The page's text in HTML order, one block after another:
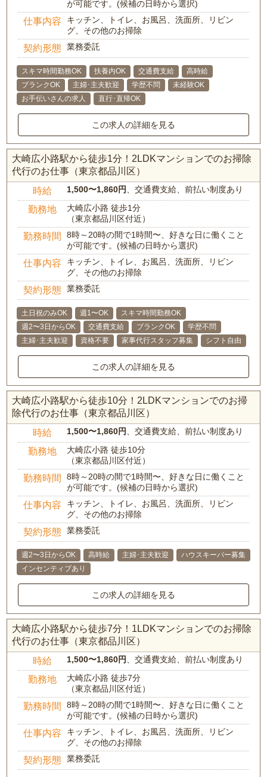
が可能です。(候補の日時から選択)
仕事内容
キッチン、トイレ、お風呂、洗面所、リビン
グ、その他のお掃除
契約形態 業務委託
スキマ時間勤務OK 扶養内OK 交通費支給
高時給
ブランクOK
主婦･主夫歓迎 学歴不問
未経験OK
お手伝いさんの求人
直行･直帰OK
この求人の詳細を見る
大崎広小路駅から徒歩1分！2LDKマンションでのお掃除
代行のお仕事（東京都品川区）
時給 1,500〜1,860円 、交通費支給、前払い制度あり
勤務地
大崎広小路 徒歩1分
（東京都品川区付近）
勤務時間
8時～20時の間で1時間〜、好きな日に働くこと
が可能です。(候補の日時から選択)
仕事内容
キッチン、トイレ、お風呂、洗面所、リビン
グ、その他のお掃除
契約形態 業務委託
土日祝のみOK 週1〜OK
スキマ時間勤務OK
週2〜3日からOK
交通費支給 ブランクOK
学歴不問
主婦･主夫歓迎
資格不要 家事代行スタッフ募集 シフト自由
この求人の詳細を見る
大崎広小路駅から徒歩10分！2LDKマンションでのお掃
除代行のお仕事（東京都品川区）
時給 1,500〜1,860円 、交通費支給、前払い制度あり
勤務地
大崎広小路 徒歩10分
（東京都品川区付近）
勤務時間
8時～20時の間で1時間〜、好きな日に働くこと
が可能です。(候補の日時から選択)
仕事内容
キッチン、トイレ、お風呂、洗面所、リビン
グ、その他のお掃除
契約形態 業務委託
週2〜3日からOK 高時給 主婦･主夫歓迎
ハウスキーパー募集
インセンティブあり
この求人の詳細を見る
大崎広小路駅から徒歩7分！1LDKマンションでのお掃除
代行のお仕事（東京都品川区）
時給 1,500〜1,860円 、交通費支給、前払い制度あり
勤務地
大崎広小路 徒歩7分
（東京都品川区付近）
勤務時間
8時～20時の間で1時間〜、好きな日に働くこと
が可能です。(候補の日時から選択)
仕事内容
キッチン、トイレ、お風呂、洗面所、リビン
グ、その他のお掃除
契約形態 業務委託